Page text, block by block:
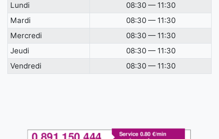
Lundi
08:30 — 11:30
Mardi
08:30 — 11:30
Mercredi
08:30 — 11:30
Jeudi
08:30 — 11:30
Vendredi
08:30 — 11:30